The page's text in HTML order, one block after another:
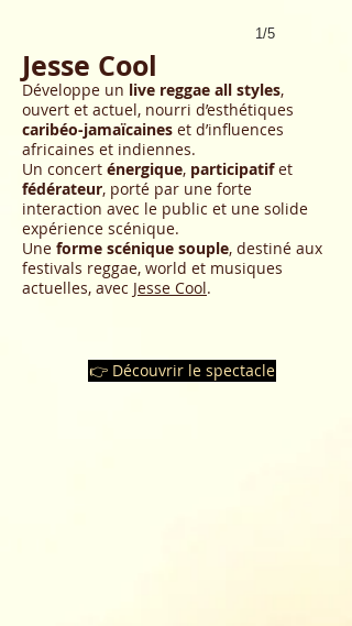
1/5
Jesse Cool
Développe un live reggae all styles,
ouvert et actuel, nourri d’esthétiques
caribéo-jamaïcaines et d’influences
africaines et indiennes.
Un concert énergique, participatifet
fédérateur, porté par une forte
interaction avec le public et une solide
expérience scénique.
Une forme scénique souple, destiné aux
festivals reggae, world et musiques
actuelles, avec Jesse Cool.
👉 Découvrir le spectacle